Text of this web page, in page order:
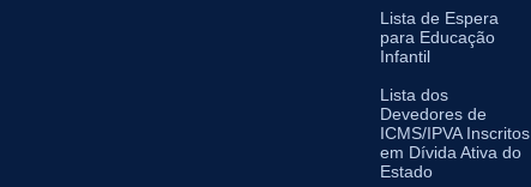
Lista de Espera
para Educação
Infantil
Lista dos
Devedores de
ICMS/IPVA Inscritos
em Dívida Ativa do
Estado